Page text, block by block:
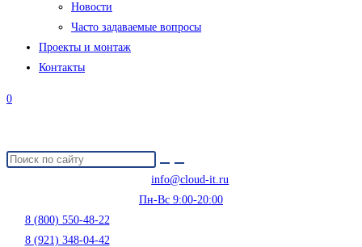
Новости
Часто задаваемые вопросы
Проекты и монтаж
Контакты
0
info@cloud-it.ru
Пн-Вс 9:00-20:00
8 (800) 550-48-22
8 (921) 348-04-42